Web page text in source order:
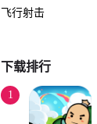
飞行射击
下载排行
1